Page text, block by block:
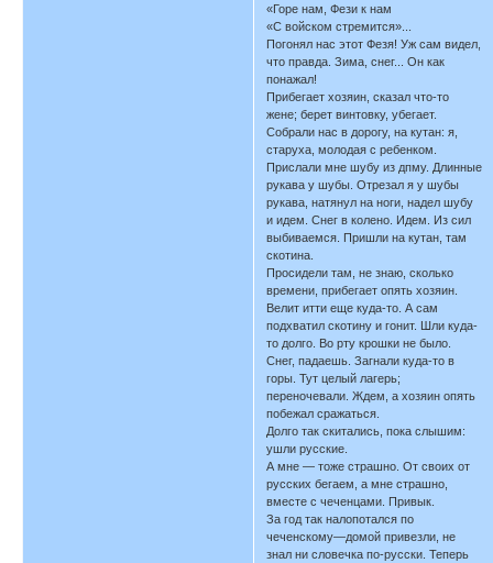
«Горе нам, Фези к нам
«С войском стремится»...
Погонял нас этот Фезя! Уж сам видел,
что правда. Зима, снег... Он как
понажал!
Прибегает хозяин, сказал что-то
жене; берет винтовку, убегает.
Собрали нас в дорогу, на кутан: я,
старуха, молодая с ребенком.
Прислали мне шубу из дпму. Длинные
рукава у шубы. Отрезал я у шубы
рукава, натянул на ноги, надел шубу
и идем. Снег в колено. Идем. Из сил
выбиваемся. Пришли на кутан, там
скотина.
Просидели там, не знаю, сколько
времени, прибегает опять хозяин.
Велит итти еще куда-то. А сам
подхватил скотину и гонит. Шли куда-
то долго. Во рту крошки не было.
Снег, падаешь. Загнали куда-то в
горы. Тут целый лагерь;
переночевали. Ждем, а хозяин опять
побежал сражаться.
Долго так скитались, пока слышим:
ушли русские.
А мне — тоже страшно. От своих от
русских бегаем, а мне страшно,
вместе с чеченцами. Привык.
За год так налопотался по
чеченскому—домой привезли, не
знал ни словечка по-русски. Теперь